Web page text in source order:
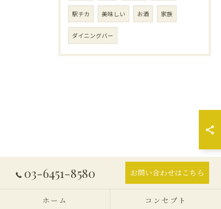
駅チカ 美味しい お酒 家族
ダイニングバー
03-6451-8580 お問い合わせはこちら
ホーム コンセプト